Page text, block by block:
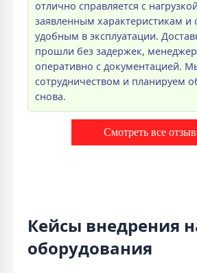
отлично справляется с
заявленным характеристикам и
удобным в эксплуатации.
прошли без задержек,
оперативно с документацией.
сотрудничеством и планируем
снова.
Смотреть все
Кейсы внедрения
оборудования